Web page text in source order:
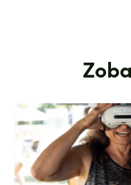
Zdjęcie